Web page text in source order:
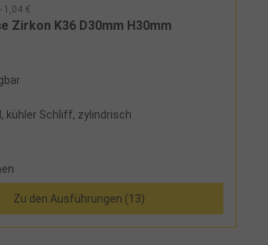
1,04 €
Zirkon K36 D30mm H30mm
kühler Schliff, zylindrisch
Zu den Ausführungen (13)